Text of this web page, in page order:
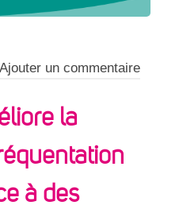
Ajouter un commentaire
la
à des